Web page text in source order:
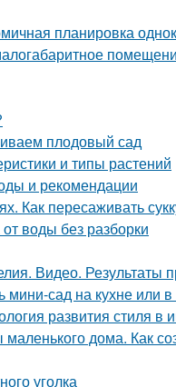
планировка
плодовый сад
и типы растений
и рекомендации
Как пересаживать
от воды без разборки
Видео. Результаты
сад на кухне или в
развития стиля в
дома. Как
уголка